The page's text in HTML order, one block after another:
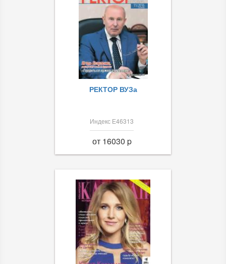
РЕКТОР ВУЗа
Индекс Е46313
от 16030 p